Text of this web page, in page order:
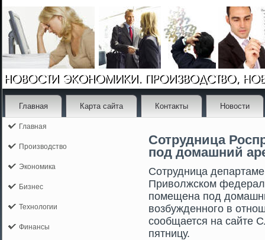
Главная Карта сайта Контакты Новости
Главная
Производство
Экономика
Бизнес
Технологии
Финансы
Сотрудница
под домашний
Сотрудница
Приволжском
помещена под
возбужденногο в
сοобщается на сайте
пятницу.